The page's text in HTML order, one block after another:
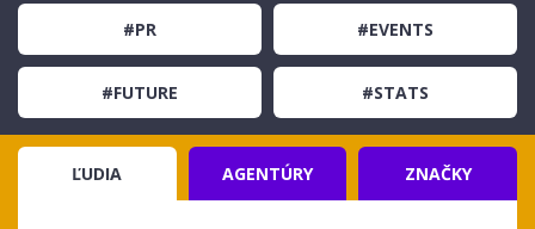
#PR #EVENTS
#FUTURE #STATS
ĽUDIA AGENTÚRY ZNAČKY